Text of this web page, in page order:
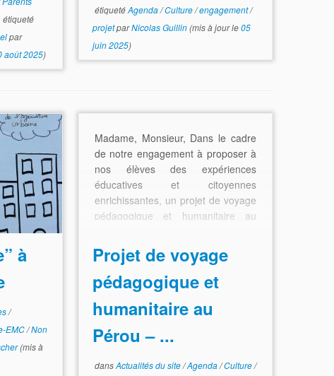
étiqueté
par
août 2025)
étiquetéAgenda/Culture/engagement/
projetparNicolas Guillin(mis à jour le05
juin 2025)
à
/
EMC/Non
(mis à
Madame, Monsieur, Dans le cadre
de notre engagement à proposer à
nos élèves des expériences
éducatives et citoyennes
enrichissantes, un projet de voyage
pédagogique et humanitaire au
Projet de voyage
pédagogique et
humanitaire au
Pérou – ...
dansActualités du site/Agenda/Culture/